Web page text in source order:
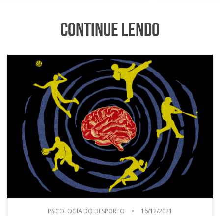
Continue Lendo
PSICOLOGIA DO DESPORTO • 16/12/2021